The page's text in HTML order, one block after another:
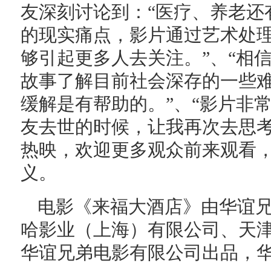
友深刻讨论到：“医疗、养老
的现实痛点，影片通过艺术处
够引起更多人去关注。”、“相
故事了解目前社会深存的一些
缓解是有帮助的。”、“影片非
友去世的时候，让我再次去思
热映，欢迎更多观众前来观看
义。
电影《来福大酒店》由华谊
哈影业（上海）有限公司、天
华谊兄弟电影有限公司出品，